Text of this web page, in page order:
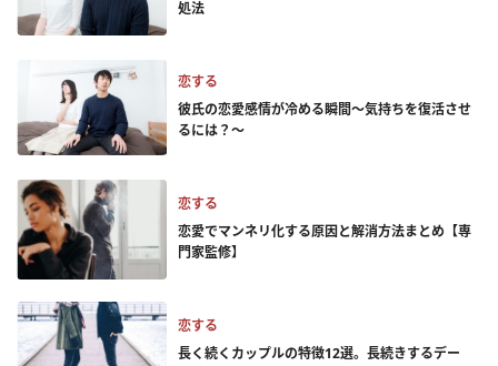
処法
恋する
彼氏の恋愛感情が冷める瞬間～気持ちを復活させ
るには？～
恋する
恋愛でマンネリ化する原因と解消方法まとめ【専
門家監修】
恋する
長く続くカップルの特徴12選。長続きするデー